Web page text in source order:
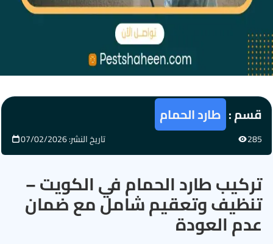
قسم : طارد الحمام
285 تاريخ النشر: 07/02/2026
تركيب طارد الحمام في الكويت –
تنظيف وتعقيم شامل مع ضمان
عدم العودة